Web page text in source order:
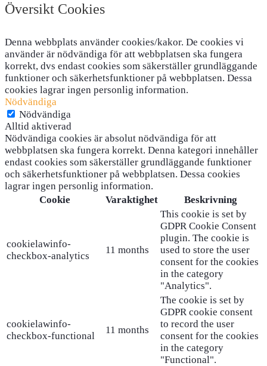
Översikt Cookies
Denna webbplats använder cookies/kakor. De cookies vi
använder är nödvändiga för att webbplatsen ska fungera
korrekt, dvs endast cookies som säkerställer grundläggande
funktioner och säkerhetsfunktioner på webbplatsen. Dessa
cookies lagrar ingen personlig information.
Nödvändiga
Nödvändiga
Alltid aktiverad
Nödvändiga cookies är absolut nödvändiga för att
webbplatsen ska fungera korrekt. Denna kategori innehåller
endast cookies som säkerställer grundläggande funktioner
och säkerhetsfunktioner på webbplatsen. Dessa cookies
lagrar ingen personlig information.
Cookie
Varaktighet Beskrivning
cookielawinfo-
checkbox-analytics
11 months
This cookie is set by
GDPR Cookie Consent
plugin. The cookie is
used to store the user
consent for the cookies
in the category
"Analytics".
cookielawinfo-
checkbox-functional
11 months
The cookie is set by
GDPR cookie consent
to record the user
consent for the cookies
in the category
"Functional".